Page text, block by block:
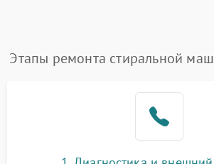
Этапы ремонта стиральной